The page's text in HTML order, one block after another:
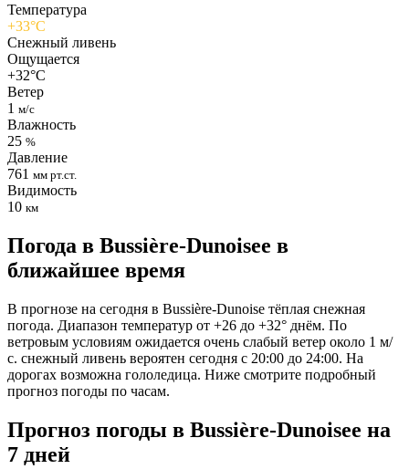
Температура
+33°C
Снежный ливень
Ощущается
+32°C
Ветер
1 м/с
Влажность
25 %
Давление
761 мм рт.ст.
Видимость
10 км
Погода в Bussière-Dunoiseе в
ближайшее время
В прогнозе на сегодня в Bussière-Dunoise тёплая снежная
погода. Диапазон температур от +26 до +32° днём. По
ветровым условиям ожидается очень слабый ветер около 1 м/
с. снежный ливень вероятен сегодня с 20:00 до 24:00. На
дорогах возможна гололедица. Ниже смотрите подробный
прогноз погоды по часам.
Прогноз погоды в Bussière-Dunoiseе на
7 дней